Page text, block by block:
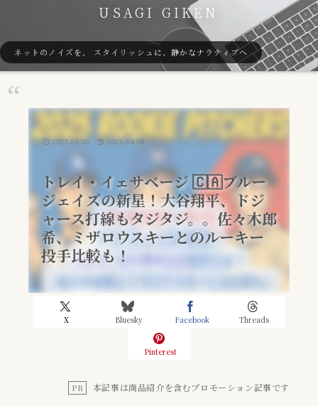
USAGI GIKEN
ネットのノイズを、 スタイリッシュに、静かなナラティブへ
トレイ・イェサベージ 🇨🇦ブルー
ジェイズの新星！大谷翔平、ドジ
ャース打線もタジタジ。。佐々木郎
希、ミザロウスキーとのルーキー
投手比較も！
X Bluesky Facebook Threads
Pinterest
2025.10.30 2026.04.08
PR 本記事は商品紹介を含むプロモーション記事です